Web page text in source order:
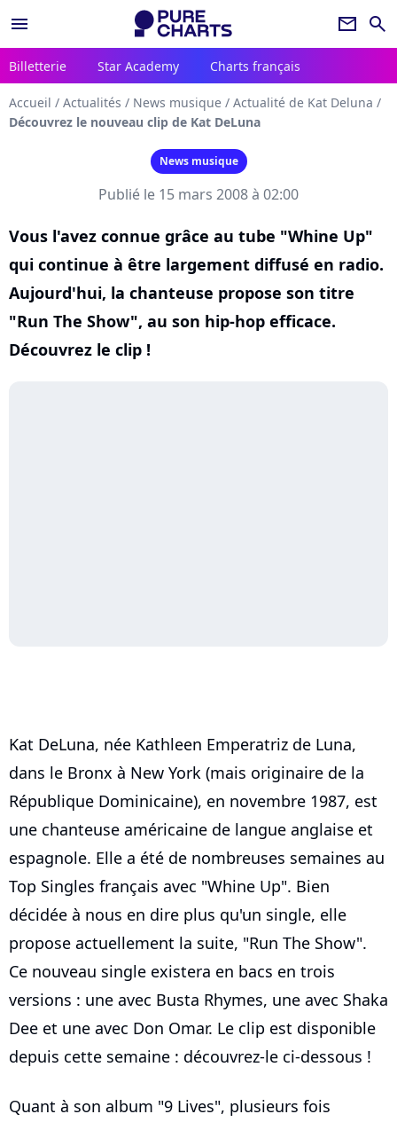
menu newsletter search
Billetterie Star Academy Charts français
Accueil / Actualités / News musique / Actualité de Kat Deluna /
Découvrez le nouveau clip de Kat DeLuna
News musique
Publié le 15 mars 2008 à 02:00
Vous l'avez connue grâce au tube "Whine Up"
qui continue à être largement diffusé en radio.
Aujourd'hui, la chanteuse propose son titre
"Run The Show", au son hip-hop efficace.
Découvrez le clip !
Kat DeLuna, née Kathleen Emperatriz de Luna,
dans le Bronx à New York (mais originaire de la
République Dominicaine), en novembre 1987, est
une chanteuse américaine de langue anglaise et
espagnole. Elle a été de nombreuses semaines au
Top Singles français avec "Whine Up". Bien
décidée à nous en dire plus qu'un single, elle
propose actuellement la suite, "Run The Show".
Ce nouveau single existera en bacs en trois
versions : une avec Busta Rhymes, une avec Shaka
Dee et une avec Don Omar. Le clip est disponible
depuis cette semaine : découvrez-le ci-dessous !
Quant à son album "9 Lives", plusieurs fois